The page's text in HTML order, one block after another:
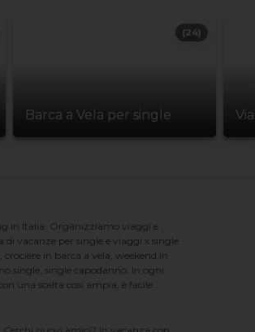
Barca a Vela per single
(24)
in Italia. Organizziamo viaggi e
vacanze per single e viaggi x single.
in barca a vela, weekend in
single, single capodanno. In ogni
una scelta cosi ampia, è facile